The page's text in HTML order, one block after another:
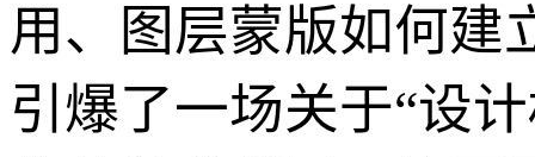
用、图层蒙版如何建
引爆了一场关于“设